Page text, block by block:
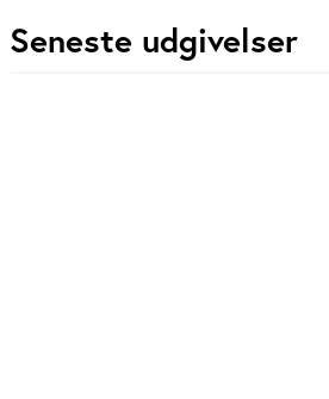
Seneste udgivelser